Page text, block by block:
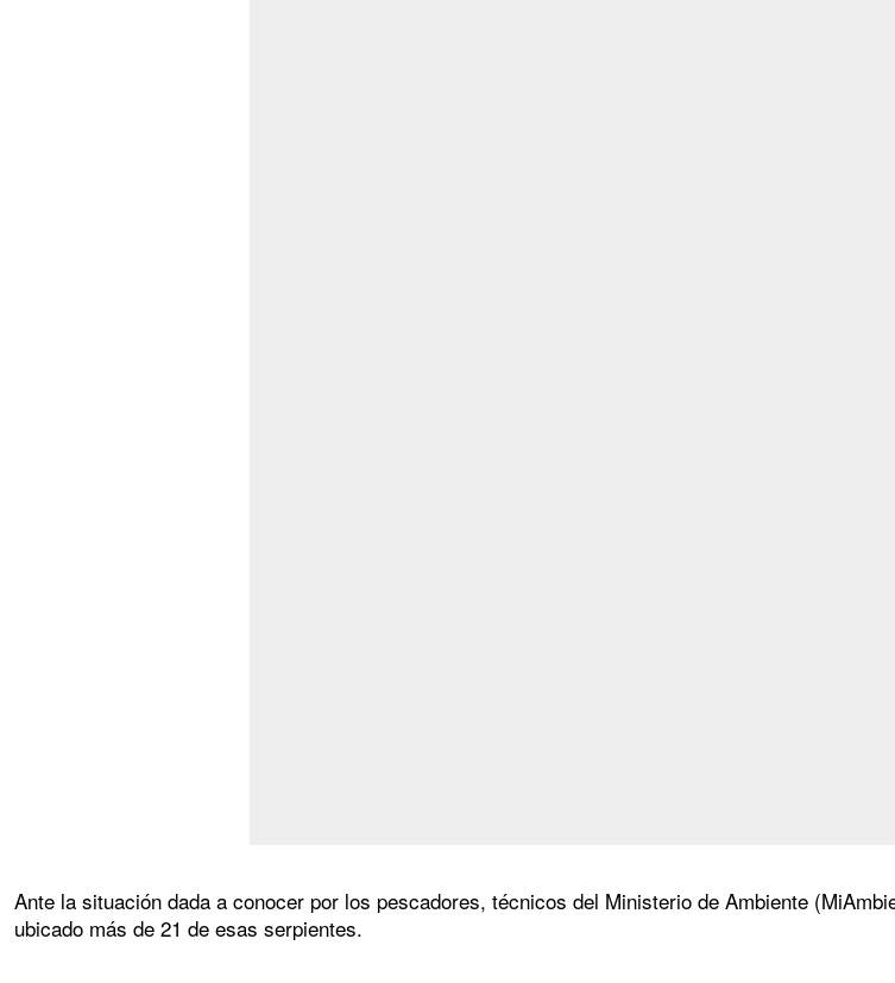
Ante la situación dada a conocer por los pescadores, técnicos del Ministerio de Ambiente
ubicado más de 21 de esas serpientes.